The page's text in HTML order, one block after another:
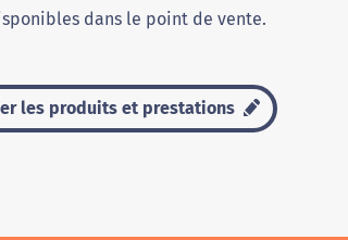
dans le point de vente.
les produits et prestations